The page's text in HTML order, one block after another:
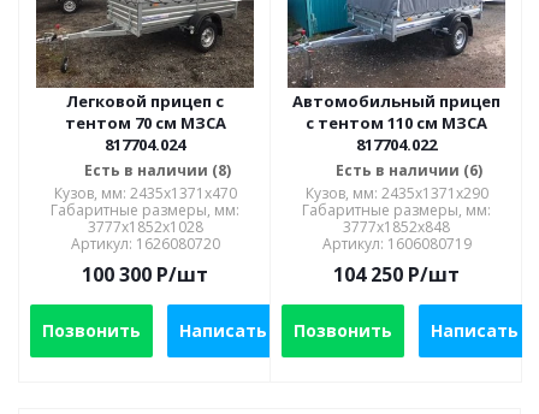
Легковой прицеп с
тентом 70 см МЗСА
817704.024
Есть в наличии (8)
Кузов, мм: 2435х1371х470
Габаритные размеры, мм:
3777х1852х1028
Артикул: 1626080720
100 300 P/шт
Позвонить Написать
Автомобильный прицеп
с тентом 110 см МЗСА
817704.022
Есть в наличии (6)
Кузов, мм: 2435х1371х290
Габаритные размеры, мм:
3777х1852х848
Артикул: 1606080719
104 250 P/шт
Позвонить Написать